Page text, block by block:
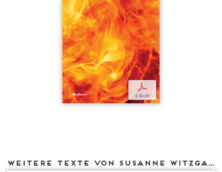
p
€ 30,00
Weitere Texte von Susanne Witzgall bei DIAPHANES